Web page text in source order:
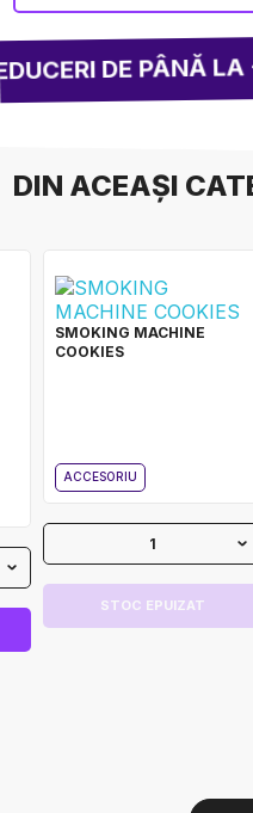
DE PÂNĂ LA
DIN ACEAȘI
SMOKING MACHINE
COOKIES
ACCESORIU
1
STOC EPUIZAT